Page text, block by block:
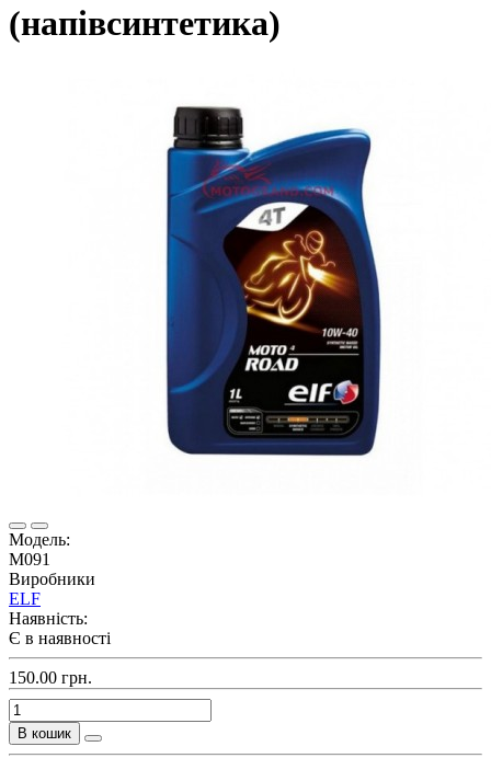
(напівсинтетика)
Модель:
M091
Виробники
ELF
Наявність:
Є в наявності
150.00 грн.
В кошик